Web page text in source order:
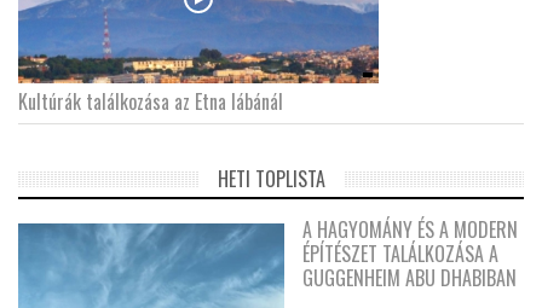
Kultúrák találkozása az Etna lábánál
HETI TOPLISTA
A HAGYOMÁNY ÉS A MODERN
ÉPÍTÉSZET TALÁLKOZÁSA A
GUGGENHEIM ABU DHABIBAN